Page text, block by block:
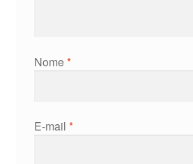
Nome*
E-mail *